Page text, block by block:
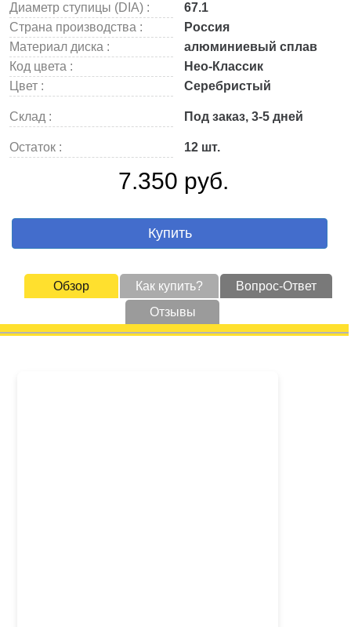
Диаметр ступицы (DIA) :
67.1
Страна производства :
Россия
Материал диска :
алюминиевый сплав
Код цвета :
Нео-Классик
Цвет :
Серебристый
Склад : Под заказ, 3-5 дней
Остаток : 12 шт.
7.350 руб.
Купить
Обзор Как купить?
Вопрос-Ответ
Отзывы